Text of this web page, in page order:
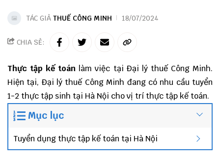
TÁC GIẢ THUẾ CÔNG MINH 18/07/2024
CHIA SẺ:
Thực tập kế toán làm việc tại Đại lý thuế Công Minh.
Hiện tại, Đại lý thuế Công Minh đang có nhu cầu tuyển
1-2 thực tập sinh tại Hà Nội cho vị trí thực tập kế toán.
Mục lục
Tuyển dụng thực tập kế toán tại Hà Nội